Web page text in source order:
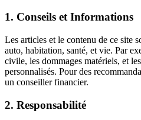
1. Conseils et Informations
Les articles et le contenu de ce site
auto, habitation, santé, et vie. Par
civile, les dommages matériels, et
personnalisés. Pour des
un conseiller financier.
2. Responsabilité